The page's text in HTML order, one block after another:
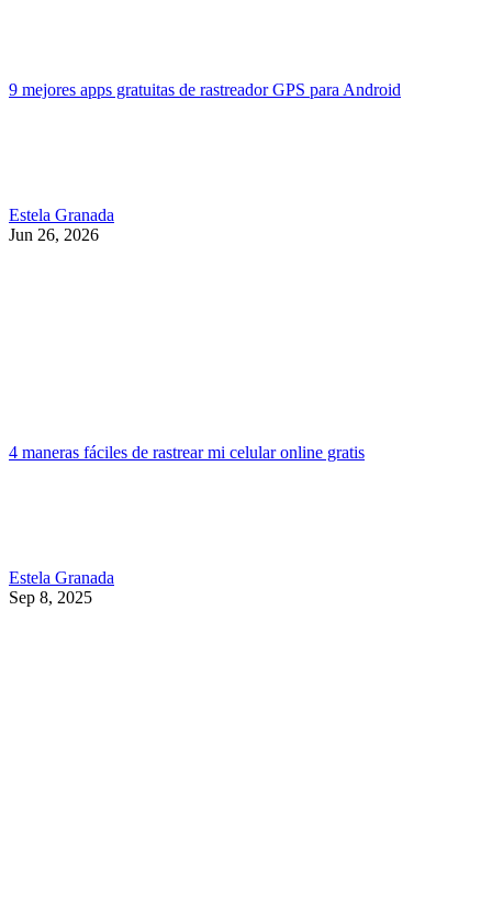
9 mejores apps gratuitas de rastreador GPS para Android
Estela Granada
Jun 26, 2026
4 maneras fáciles de rastrear mi celular online gratis
Estela Granada
Sep 8, 2025